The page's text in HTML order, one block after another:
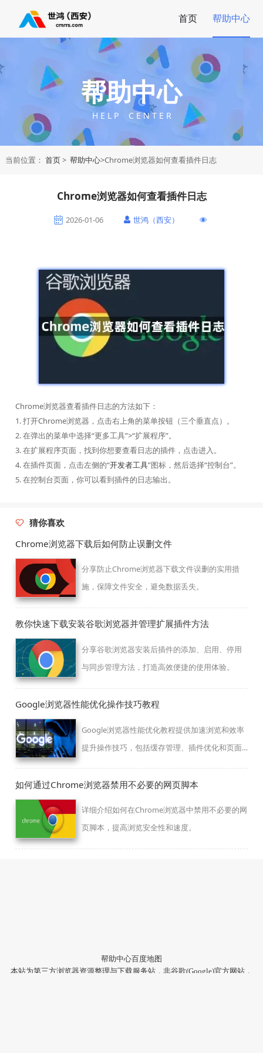
首页 帮助中心
帮助中心
H E L P C E N T E R
当前位置： 首页> 帮助中心>Chrome浏览器如何查看插件日志
Chrome浏览器如何查看插件日志
2026-01-06 世鸿（西安）
Chrome浏览器查看插件日志的方法如下：
1. 打开Chrome浏览器，点击右上角的菜单按钮（三个垂直点）。
2. 在弹出的菜单中选择“更多工具”>“扩展程序”。
3. 在扩展程序页面，找到你想要查看日志的插件，点击进入。
4. 在插件页面，点击左侧的“开发者工具”图标，然后选择“控制台”。
5. 在控制台页面，你可以看到插件的日志输出。
猜你喜欢
Chrome浏览器下载后如何防止误删文件
分享防止Chrome浏览器下载文件误删的实用措
施，保障文件安全，避免数据丢失。
教你快速下载安装谷歌浏览器并管理扩展插件方法
分享谷歌浏览器安装后插件的添加、启用、停用
与同步管理方法，打造高效便捷的使用体验。
Google浏览器性能优化操作技巧教程
Google浏览器性能优化教程提供加速浏览和效率
提升操作技巧，包括缓存管理、插件优化和页面
流畅和高效的使用体验。
如何通过Chrome浏览器禁用不必要的网页脚本
详细介绍如何在Chrome浏览器中禁用不必要的网
页脚本，提高浏览安全性和速度。
帮助中心百度地图
本站为第三方浏览器资源整理与下载服务站，非谷歌(Google)官方网站，